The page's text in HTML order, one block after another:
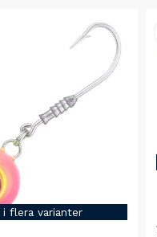
i flera varianter